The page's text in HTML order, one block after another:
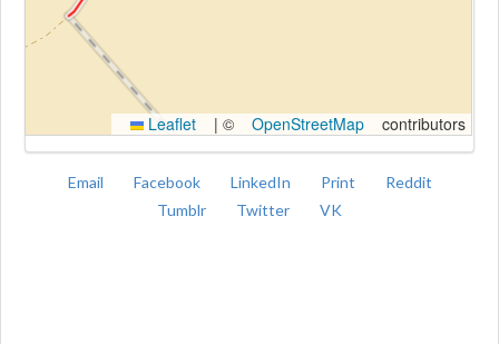
Leaflet | © OpenStreetMap contributors
Email Facebook LinkedIn Print
Reddit
Tumblr
Twitter VK